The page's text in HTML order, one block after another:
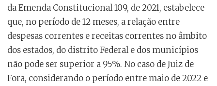
da Emenda Constitucional 109, de 2021, estabelece
que, no período de 12 meses, a relação entre
despesas correntes e receitas correntes no âmbito
dos estados, do distrito Federal e dos municípios
não pode ser superior a 95%. No caso de Juiz de
Fora, considerando o período entre maio de 2022 e